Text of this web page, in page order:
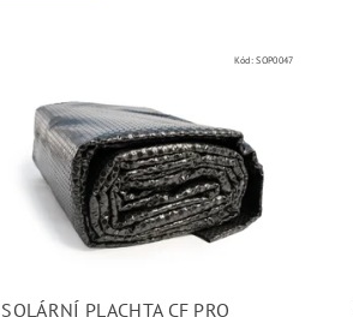
Kód:SOP0047
SOLÁRNÍ PLACHTA CF PRO